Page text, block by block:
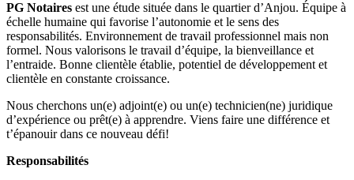
PG Notaires est une étude située dans le quartier d’Anjou. Équipe à
échelle humaine qui favorise l’autonomie et le sens des
responsabilités. Environnement de travail professionnel mais non
formel. Nous valorisons le travail d’équipe, la bienveillance et
l’entraide. Bonne clientèle établie, potentiel de développement et
clientèle en constante croissance.
Nous cherchons un(e) adjoint(e) ou un(e) technicien(ne) juridique
d’expérience ou prêt(e) à apprendre. Viens faire une différence et
t’épanouir dans ce nouveau défi!
Responsabilités